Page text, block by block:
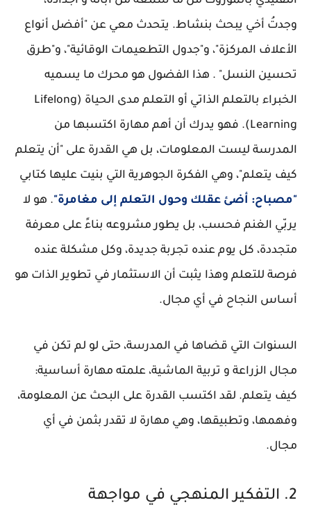
وجدتُ أخي يبحث بنشاط. يتحدث معي عن "أفضل أنواع
الأعلاف المركزة"، و"جدول التطعيمات الوقائية"، و"طرق
تحسين النسل" . هذا الفضول هو محرك ما يسميه
الخبراء
بالتعلم الذاتي أو التعلم مدى الحياة (Lifelong
Learning) . فهو يدرك أن أهم مهارة اكتسبها من
المدرسة ليست المعلومات، بل هي القدرة على "أن يتعلم
كيف يتعلم"، وهي الفكرة الجوهرية التي بنيت عليها كتابي
"مصباح: أضئ عقلك وحول التعلم إلى مغامرة". هو لا
يربّي الغنم فحسب، بل يطور مشروعه بناءً على معرفة
متجددة، كل يوم عنده تجربة جديدة، وكل مشكلة عنده
فرصة للتعلم وهذا يثبت أن الاستثمار في تطوير الذات هو
أساس النجاح في أي مجال.
السنوات التي قضاها في المدرسة، حتى لو لم تكن في
مجال الزراعة و تربية الماشية، علمته مهارة أساسية:
كيف يتعلم. لقد اكتسب القدرة على البحث عن المعلومة،
وفهمها، وتطبيقها، وهي مهارة لا تقدر بثمن في أي
مجال.
2. التفكير المنهجي في مواجهة